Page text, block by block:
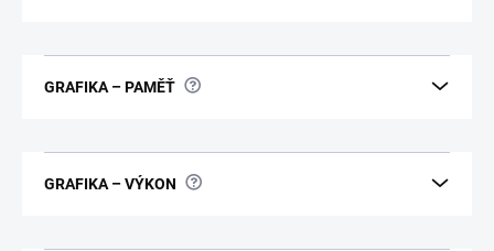
GRAFIKA – PAMĚŤ ?
GRAFIKA – VÝKON ?